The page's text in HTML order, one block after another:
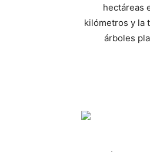
hectáreas
kilómetros y la
árboles